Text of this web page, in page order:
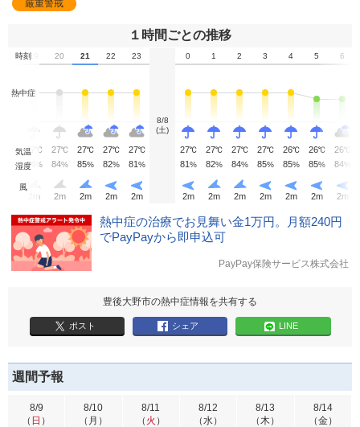
厳重警戒
１時間ごとの推移
時刻19 20 21 22 23
8/8
(土)
0 1 2 3 4 5 6
熱中症
気温
℃ 27 ℃ 27℃ 27℃ 27℃ 27℃ 27℃ 27℃ 27℃ 27℃ 26℃ 26℃ 26℃
湿度
% 84 % 84% 85% 82% 81% 81% 82% 84% 85% 85% 85% 84%
風
m 2m 2m 2m 2m 2m 2m 2m 2m 2m 2m 2m
熱中症の治療でお見舞い金1万円。月額240円
でPayPayから即申込可
PayPay保険サービス株式会社
豊後大野市の熱中症情報を共有する
ポスト シェア LINE
週間予報
8/9
（ 日 ）
8/10
（ 月 ）
8/11
（ 火 ）
8/12
（水）
8/13
（木）
8/14
（金）